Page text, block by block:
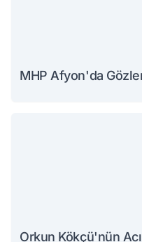
MHP Afyon'da
Orkun Kökçü'nün